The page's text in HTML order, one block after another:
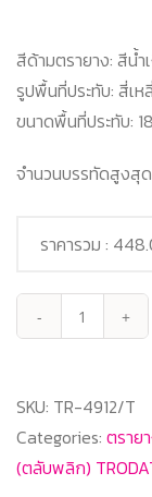
สีด้ามตรายาง: สีน้ำ
รูปพื้นที่ประทับ: สี่เ
ขนาดพื้นที่ประทับ:
จำนวนบรรทัดสูงสุ
Trodat-
TYPO
ประดิษฐ์
ราคารวม :
SKU: TR-4912/T
Categories: ตราย
(ตลับพลิก)